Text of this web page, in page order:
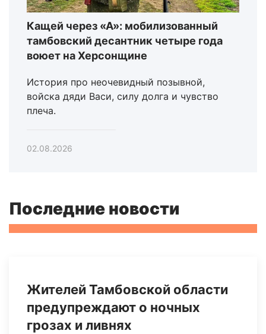
Кащей через «А»: мобилизованный
тамбовский десантник четыре года
воюет на Херсонщине
История про неочевидный позывной,
войска дяди Васи, силу долга и чувство
плеча.
02.08.2026
Последние новости
Жителей Тамбовской области
предупреждают о ночных
грозах и ливнях